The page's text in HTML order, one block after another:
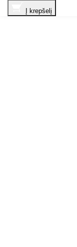
Į krepšelį